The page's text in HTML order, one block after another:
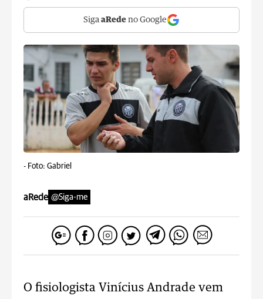
Siga aRede no Google
- Foto: Gabriel
aRede @Siga-me
O fisiologista Vinícius Andrade vem